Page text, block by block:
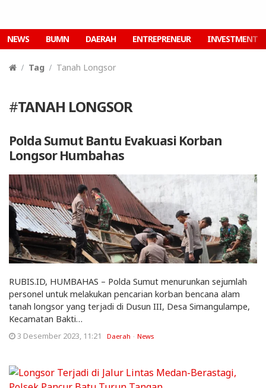
NEWS BUMN DAERAH ENTREPRENEUR INVESTMENT
Tag Tanah Longsor
#TANAH LONGSOR
Polda Sumut Bantu Evakuasi Korban
Longsor Humbahas
RUBIS.ID, HUMBAHAS – Polda Sumut menurunkan sejumlah
personel untuk melakukan pencarian korban bencana alam
tanah longsor yang terjadi di Dusun III, Desa Simangulampe,
Kecamatan Bakti…
3 Desember 2023, 11:21 Daerah News